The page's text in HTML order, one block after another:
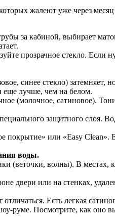
жалеют уже через месяц
за кабиной, выбирает
прозрачное стекло. Если
синее стекло) затемняет,
еще лучше, чем на белом.
(молочное, сатиновое).
защитного слоя.
покрытие» или «Easy
воды.
(веточки, волны). В местах,
двери или на стенках,
Есть легкая
руме. Посмотрите, как